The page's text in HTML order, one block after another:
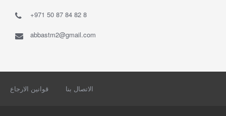
+971 50 87 84 82 8
abbastm2@gmail.com
قوانين الارجاع الاتصال بنا